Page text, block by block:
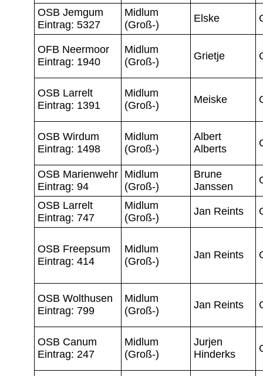
OSB Jemgum
Eintrag: 5327
Midlum
(Groß-)
Elske
OFB Neermoor
Eintrag: 1940
Midlum
(Groß-)
Grietje
OSB Larrelt
Eintrag: 1391
Midlum
(Groß-)
Meiske
OSB Wirdum
Eintrag: 1498
Midlum
(Groß-)
Albert
Alberts
OSB Marienwehr
Eintrag: 94
Midlum
(Groß-)
Brune
Janssen
OSB Larrelt
Eintrag: 747
Midlum
(Groß-)
Jan Reints
OSB Freepsum
Eintrag: 414
Midlum
(Groß-)
Jan Reints
OSB Wolthusen
Eintrag: 799
Midlum
(Groß-)
Jan Reints
OSB Canum
Eintrag: 247
Midlum
(Groß-)
Jurjen
Hinderks